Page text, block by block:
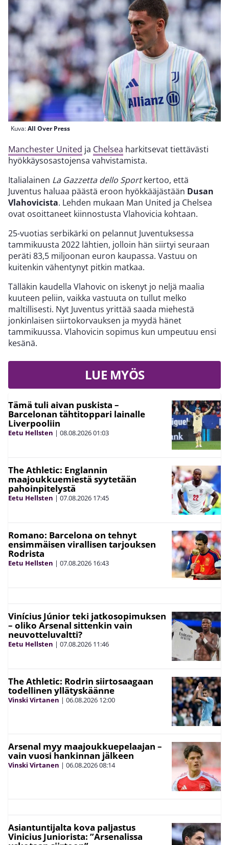
Kuva:All Over Press
Manchester United ja Chelsea harkitsevat tiettävästi
hyökkäysosastojensa vahvistamista.
Italialainen La Gazzetta dello Sportkertoo, että
Juventus haluaa päästä eroon hyökkääjästään Dusan
Vlahovicista. Lehden mukaan Man United ja Chelsea
ovat osoittaneet kiinnostusta Vlahovicia kohtaan.
25-vuotias serbikärki on pelannut Juventuksessa
tammikuusta 2022 lähtien, jolloin hän siirtyi seuraan
peräti 83,5 miljoonan euron kaupassa. Vastuu on
kuitenkin vähentynyt pitkin matkaa.
Tälläkin kaudella Vlahovic on iskenyt jo neljä maalia
kuuteen peliin, vaikka vastuuta on tullut melko
maltillisesti. Nyt Juventus yrittää saada miehestä
jonkinlaisen siirtokorvauksen ja myydä hänet
tammikuussa. Vlahovicin sopimus kun umpeutuu ensi
kesänä.
LUE MYÖS
Tämä tuli aivan puskista –
Barcelonan tähtitoppari lainalle
Liverpooliin
Eetu Hellsten | 08.08.202601:03
The Athletic: Englannin
maajoukkuemiestä syytetään
pahoinpitelystä
Eetu Hellsten | 07.08.2026 17:45
Romano: Barcelona on tehnyt
ensimmäisen virallisen tarjouksen
Rodrista
Eetu Hellsten | 07.08.2026 16:43
Vinícius Júnior teki jatkosopimuksen
– oliko Arsenal sittenkin vain
neuvotteluvaltti?
Eetu Hellsten | 07.08.2026 11:46
The Athletic: Rodrin siirtosaagaan
todellinen yllätyskäänne
Vinski Virtanen | 06.08.2026 12:00
Arsenal myy maajoukkuepelaajan –
vain vuosi hankinnan jälkeen
Vinski Virtanen | 06.08.202608:14
Asiantuntijalta kova paljastus
Vinicius Juniorista: ”Arsenalissa